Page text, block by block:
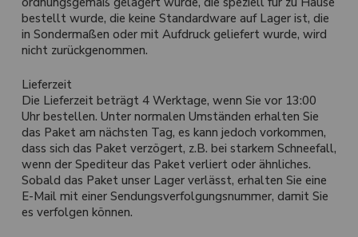
bestellt wurde, die keine Standardware auf Lager ist, die
in Sondermaßen oder mit Aufdruck geliefert wurde, wird
nicht zurückgenommen.
Lieferzeit
Die Lieferzeit beträgt 4 Werktage, wenn Sie vor 13:00
Uhr bestellen. Unter normalen Umständen erhalten Sie
das Paket am nächsten Tag, es kann jedoch vorkommen,
dass sich das Paket verzögert, z.B. bei starkem Schneefall,
wenn der Spediteur das Paket verliert oder ähnliches.
Sobald das Paket unser Lager verlässt, erhalten Sie eine
E-Mail mit einer Sendungsverfolgungsnummer, damit Sie
es verfolgen können.